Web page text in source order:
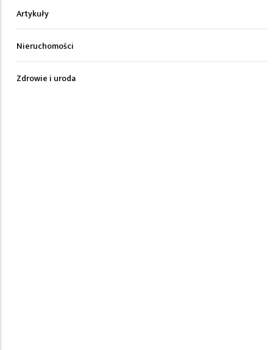
Artykuły
Nieruchomości
Zdrowie i uroda